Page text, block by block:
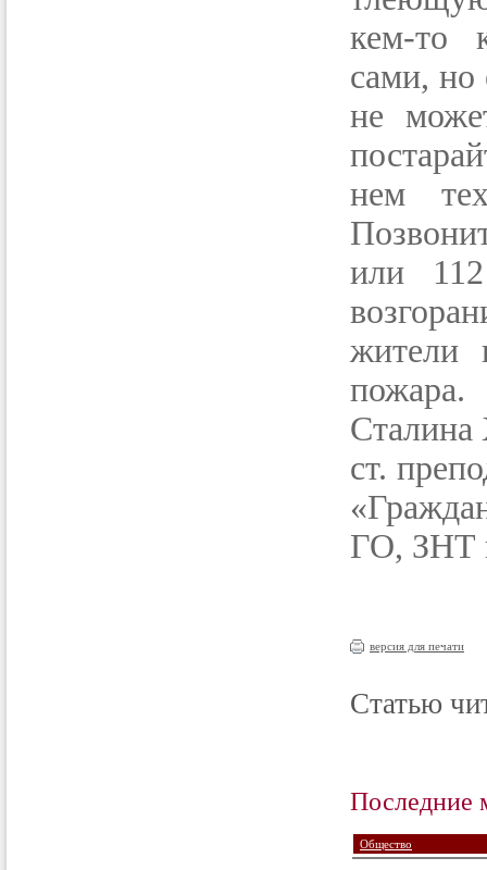
кем-то
сами, но
не
нем
или
жители
пожара.
ст.
ГО, ЗНТ
версия для печати
Статью
Последние
Общество